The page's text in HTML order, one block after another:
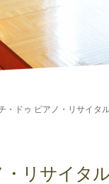
・ドゥ ピアノ・リサイタ
リサイタ